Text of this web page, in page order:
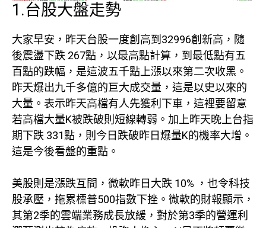
1.台股大盤走勢
大家早安，昨天台股一度創高到32996創新高，隨
後震盪下跌 267點，以最高點計算，到最低點有五
百點的跌幅，是這波五千點上漲以來第二次收黑。
昨天爆出九千多億的巨大成交量，這是以史以來的
大量。表示昨天高檔有人先獲利下車，這裡要留意
若高檔大量K被跌破則短線轉弱。加上昨天晚上台指
期下跌 331點，則今日跌破昨日爆量K的機率大增。
這是今後看盤的重點。
美股則是漲跌互間，微軟昨日大跌 10% ，也令科技
股承壓，拖累標普500指數下挫。微軟的財報顯示，
其第2季的雲端業務成長放緩，對於第3季的營運利